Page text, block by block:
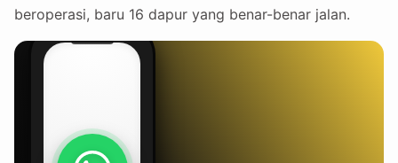
beroperasi, baru 16 dapur yang benar-benar jalan.